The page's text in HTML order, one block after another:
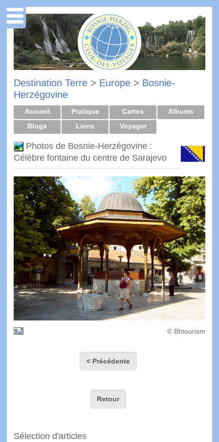
Destination Terre > Europe > Bosnie-
Herzégovine
Accueil Pratique Cartes
Albums
Blogs
Liens Voyager
Photos de Bosnie-Herzégovine :
Célèbre fontaine du centre de Sarajevo
© Bhtourism
< Précédente
Retour
Sélection d'articles